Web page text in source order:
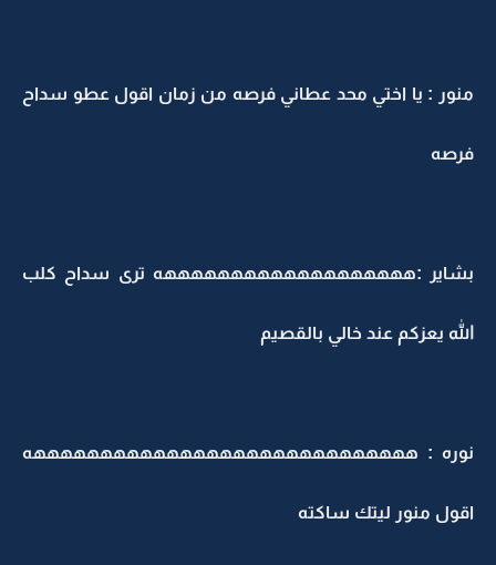
منور : يا اختي محد عطاني فرصه من زمان اقول عطو سداح
فرصه
بشاير :هههههههههههههههههههه ترى سداح كلب
الله يعزكم عند خالي بالقصيم
نوره : هههههههههههههههههههههههههههههه
اقول منور ليتك ساكته